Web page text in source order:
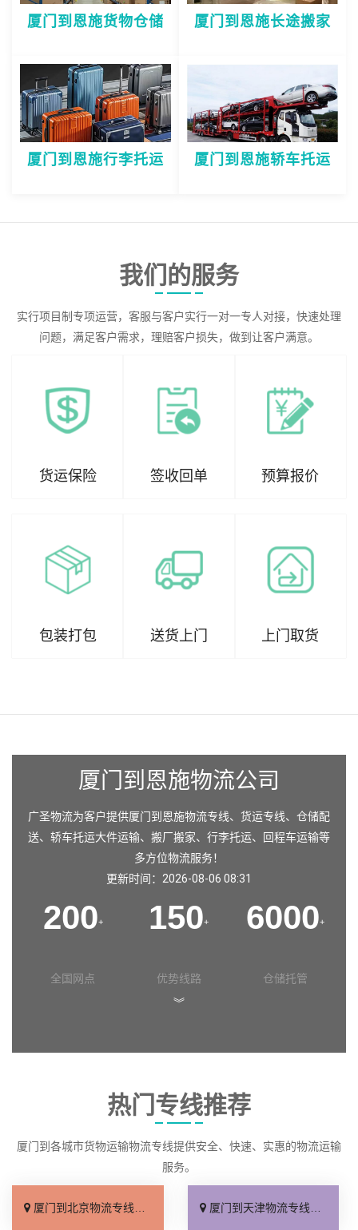
厦门到恩施货物仓储 厦门到恩施长途搬家
厦门到恩施行李托运 厦门到恩施轿车托运
我们的服务
实行项目制专项运营，客服与客户实行一对一专人对接，快速处理
问题，满足客户需求，理赔客户损失，做到让客户满意。
货运保险 签收回单 预算报价
包装打包 送货上门 上门取货
厦门到恩施物流公司
广圣物流为客户提供厦门到恩施物流专线、货运专线、仓储配
送、轿车托运大件运输、搬厂搬家、行李托运、回程车运输等
多方位物流服务！
更新时间：2026-08-06 08:31
200+
全国网点
150+
优势线路
6000+
仓储托管
︾
热门专线推荐
厦门到各城市货物运输物流专线提供安全、快速、实惠的物流运输
服务。
厦门到北京物流专线_上门取件「不随意加价」 厦门到天津物流专线_专线快运「直通专线」